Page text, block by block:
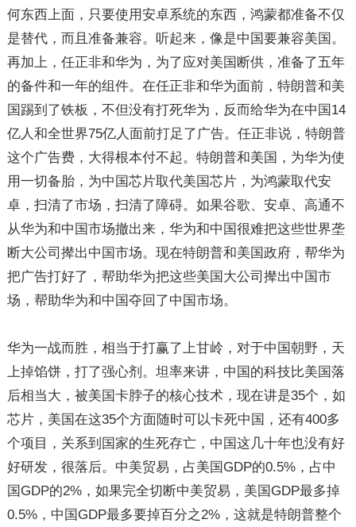
何东西上面，只要使用安卓系统的东西，鸿蒙都准备不仅
是替代，而且准备兼容。听起来，像是中国要兼容美国。
再加上，任正非和华为，为了应对美国断供，准备了五年
的备件和一年的组件。在任正非和华为面前，特朗普和美
国踢到了铁板，不但没有打死华为，反而给华为在中国14
亿人和全世界75亿人面前打足了广告。任正非说，特朗普
这个广告费，大得根本付不起。特朗普和美国，为华为使
用一切备胎，为中国芯片取代美国芯片，为鸿蒙取代安
卓，扫清了市场，扫清了障碍。如果谷歌、安卓、高通不
从华为和中国市场撤出来，华为和中国很难把这些世界垄
断大公司撵出中国市场。现在特朗普和美国政府，帮华为
把广告打好了，帮助华为把这些美国大公司撵出中国市
场，帮助华为和中国夺回了中国市场。
华为一战而胜，相当于打赢了上甘岭，对于中国朝野，天
上掉馅饼，打了强心剂。坦率来讲，中国的科技比美国落
后相当大，被美国卡脖子的核心技术，现在讲是35个，如
芯片，美国在这35个方面随时可以卡死中国，还有400多
个项目，关系到国家的生死存亡，中国这几十年也没有好
好研发，很落后。中美贸易，占美国GDP的0.5%，占中
国GDP的2%，如果完全切断中美贸易，美国GDP最多掉
0.5%，中国GDP最多要掉百分之2%，这就是特朗普整个